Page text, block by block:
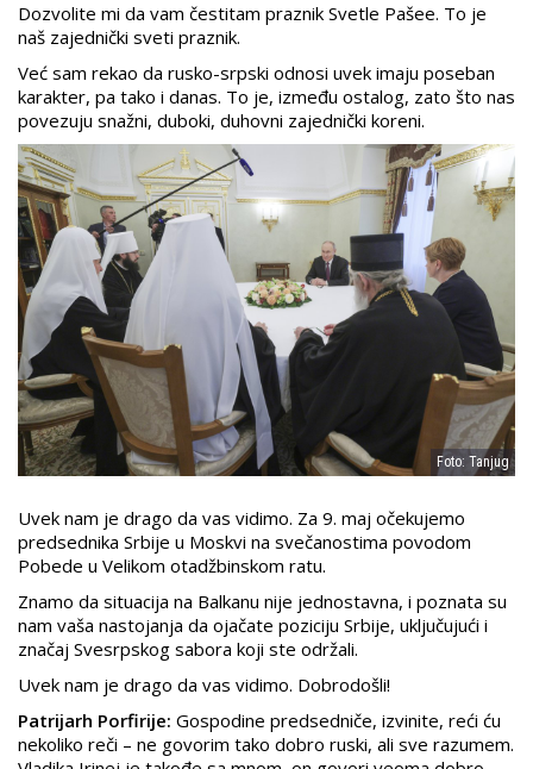
Dozvolite mi da vam čestitam praznik Svetle Pašee. To je
naš zajednički sveti praznik.
Već sam rekao da rusko-srpski odnosi uvek imaju poseban
karakter, pa tako i danas. To je, između ostalog, zato što nas
povezuju snažni, duboki, duhovni zajednički koreni.
Foto: Tanjug
Uvek nam je drago da vas vidimo. Za 9. maj očekujemo
predsednika Srbije u Moskvi na svečanostima povodom
Pobede u Velikom otadžbinskom ratu.
Znamo da situacija na Balkanu nije jednostavna, i poznata su
nam vaša nastojanja da ojačate poziciju Srbije, uključujući i
značaj Svesrpskog sabora koji ste održali.
Uvek nam je drago da vas vidimo. Dobrodošli!
Patrijarh Porfirije: Gospodine predsedniče, izvinite, reći ću
nekoliko reči – ne govorim tako dobro ruski, ali sve razumem.